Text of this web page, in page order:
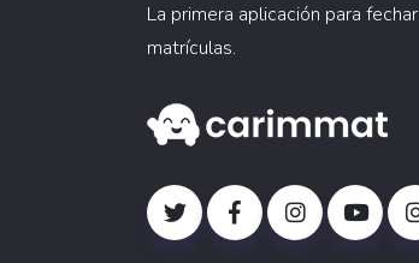
La primera aplicación para fechar
matrículas.